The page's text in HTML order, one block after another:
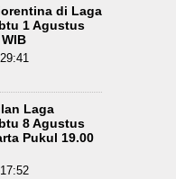
Bhayangkari 11
di Laga
1 Agustus
Laga
8 Agustus
Pukul 19.00